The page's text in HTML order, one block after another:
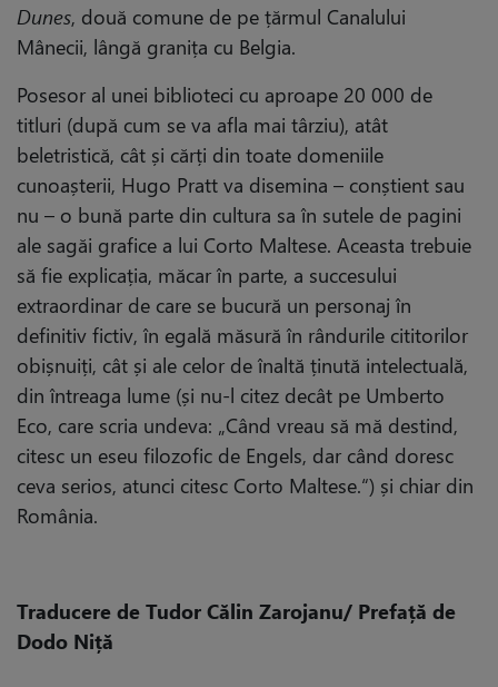
Dunes, două comune de pe țărmul Canalului
Mânecii, lângă granița cu Belgia.
Posesor al unei biblioteci cu aproape 20 000 de
titluri (după cum se va afla mai târziu), atât
beletristică, cât și cărți din toate domeniile
cunoașterii, Hugo Pratt va disemina – conștient sau
nu – o bună parte din cultura sa în sutele de pagini
ale sagăi grafice a lui Corto Maltese. Aceasta trebuie
să fie explicația, măcar în parte, a succesului
extraordinar de care se bucură un personaj în
definitiv fictiv, în egală măsură în rândurile cititorilor
obișnuiți, cât și ale celor de înaltă ținută intelectuală,
din întreaga lume (și nu-l citez decât pe Umberto
Eco, care scria undeva: „Când vreau să mă destind,
citesc un eseu filozofic de Engels, dar când doresc
ceva serios, atunci citesc Corto Maltese.“) și chiar din
România.
Traducere de Tudor Călin Zarojanu/ Prefață de
Dodo Niță